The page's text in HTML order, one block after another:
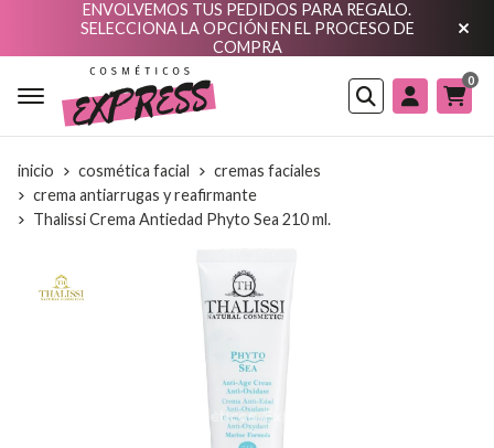
ENVOLVEMOS TUS PEDIDOS PARA REGALO.
SELECCIONA LA OPCIÓN EN EL PROCESO DE
COMPRA
Buscar
0
inicio cosmética facial
cremas faciales
crema antiarrugas y reafirmante
Thalissi Crema Antiedad Phyto Sea 210 ml.